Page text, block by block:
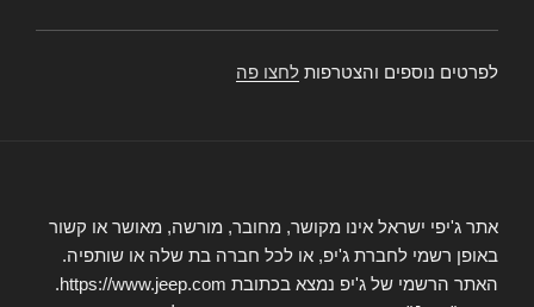
לפרטים נוספים והצטרפות לחצו פה
אתר ג'יפי ישראל אינו מקושר, מחובר, מורשה, מאושר או קשור
באופן רשמי לחברת ג'יפ, או לכל חברה בת שלה או שותפיה.
האתר הרשמי של ג'יפ נמצא בכתובת https://www.jeep.com.